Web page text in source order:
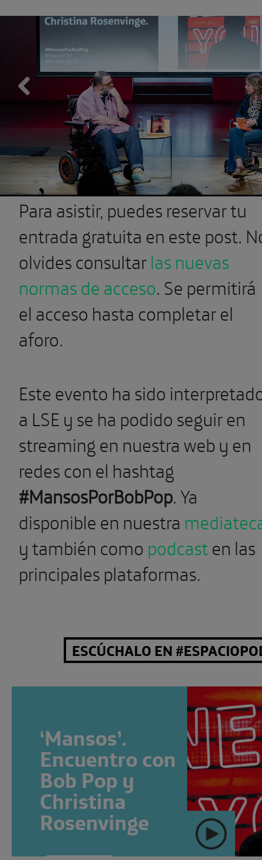
Para asistir, puedes reservar tu
entrada gratuita en este post.
olvides consultarlas nuevas
normas de acceso. Se permitirá
el acceso hasta completar el
aforo.
Este evento ha sido
a LSE y se ha podido seguir en
streaming en nuestra web y en
redes con el hashtag
#MansosPorBobPop. Ya
disponible en nuestra
y también como podcasten las
principales plataformas.
ESCÚCHALO EN
‘Mansos’.
Encuentro con
Bob Pop y
Christina
Rosenvinge